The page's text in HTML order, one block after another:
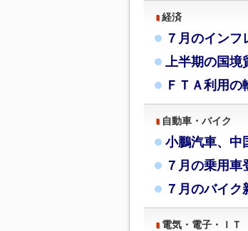
経済
７月のインフ
上半期の国境
ＦＴＡ利用
自動車・バイク
小鵬汽車、中
７月の乗用車
７月のバイ
電気・電子・ＩＴ